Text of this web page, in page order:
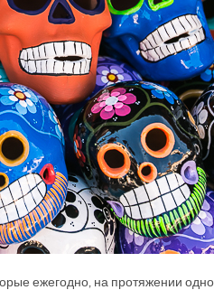
ежегодно, на протяжении